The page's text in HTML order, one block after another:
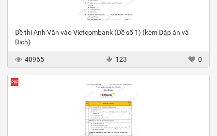
Đề thi Anh Văn vào Vietcombank (Đề số 1) (kèm Đáp án và
Dịch)
40965 123 0